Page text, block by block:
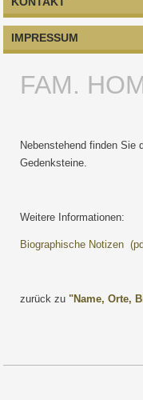
IMPRESSUM
FAM.
Nebenstehend finden Sie
Gedenksteine.
Weitere Informationen:
Biographische Notizen
zurück zu"Name, Orte,